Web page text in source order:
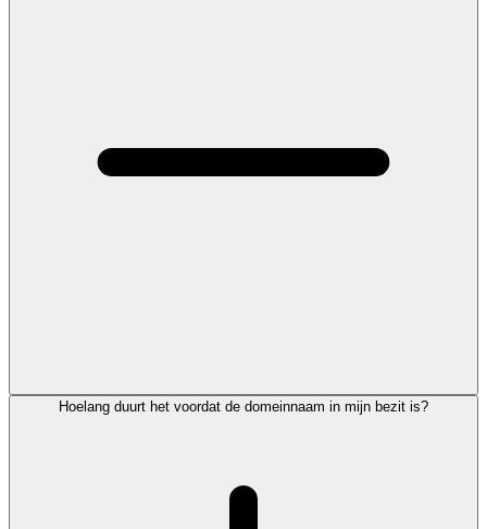
Hoelang duurt het voordat de domeinnaam in mijn bezit is?